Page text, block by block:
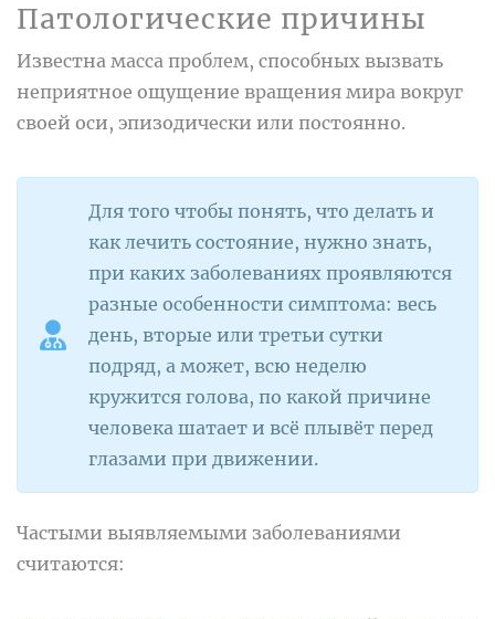
Патологические причины
Известна масса проблем, способных вызвать
неприятное ощущение вращения мира вокруг
своей оси, эпизодически или постоянно.
Для того чтобы понять, что делать и
как лечить состояние, нужно знать,
при каких заболеваниях проявляются
разные особенности симптома: весь
день, вторые или третьи сутки
подряд, а может, всю неделю
кружится голова, по какой причине
человека шатает и всё плывёт перед
глазами при движении.
Частыми выявляемыми заболеваниями
считаются: